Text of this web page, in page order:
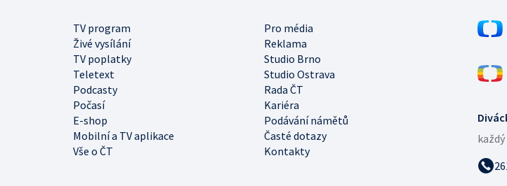
TV program
Pro média
Živé vysílání
Reklama
TV poplatky
Studio Brno
Teletext
Studio Ostrava
Podcasty
Rada ČT
Počasí
Kariéra
E-shop
Podávání námětů
Mobilní a TV aplikace
Časté dotazy
Vše o ČT
Kontakty